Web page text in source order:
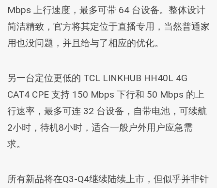
Mbps 上行速度，最多可带 64 台设备。整体设计
简洁精致，官方将其定位于直播专用，当然普通家
用也没问题，并且给与了相应的优化。
另一台定位更低的 TCL LINKHUB HH40L 4G
CAT4 CPE 支持 150 Mbps 下行和 50 Mbps 的上
行速率，最多可连 32 台设备，自带电池，可续航
2小时，待机8小时，适合一般户外用户应急需
求。
所有新品将在Q3-Q4继续陆续上市，但似乎并非针